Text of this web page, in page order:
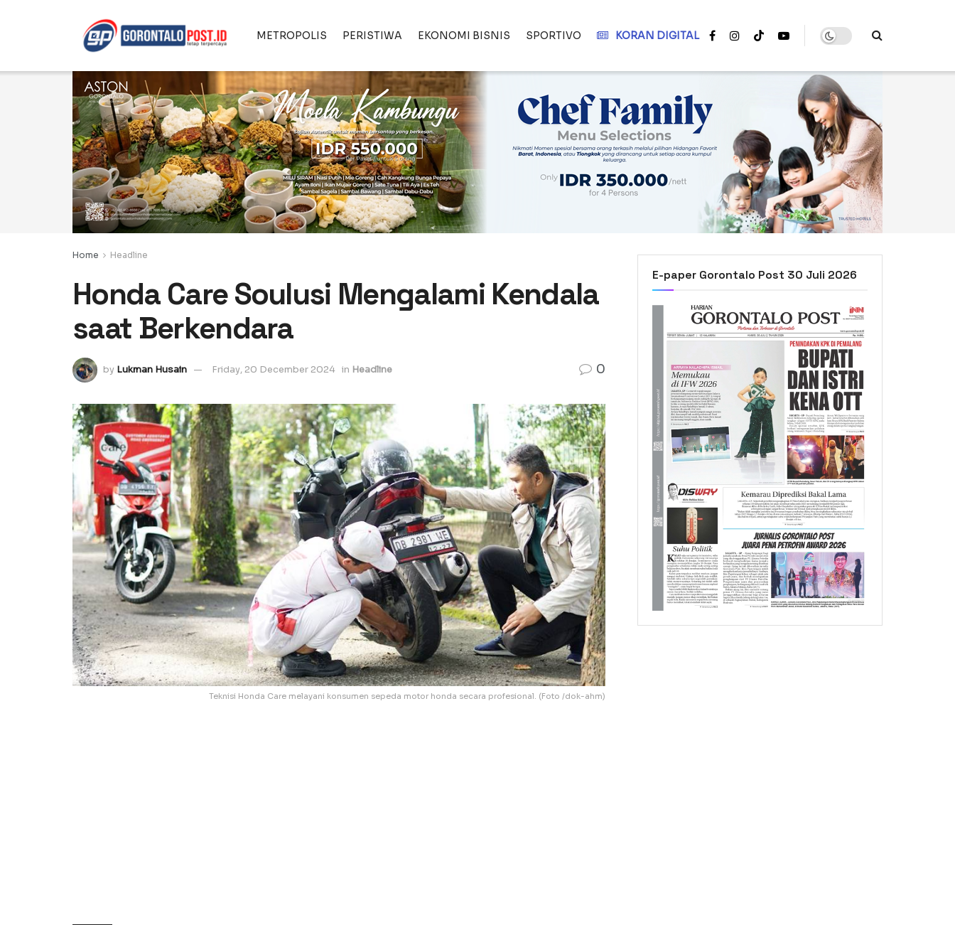
METROPOLIS PERISTIWA EKONOMI BISNIS SPORTIVO KORAN DIGITAL
Home Headline
Honda Care Soulusi Mengalami Kendala
saat Berkendara
by Lukman Husain Friday, 20 December 2024 in Headline 0
Teknisi Honda Care melayani konsumen sepeda motor honda secara profesional. (Foto /dok-ahm)
E-paper Gorontalo Post 30 Juli 2026